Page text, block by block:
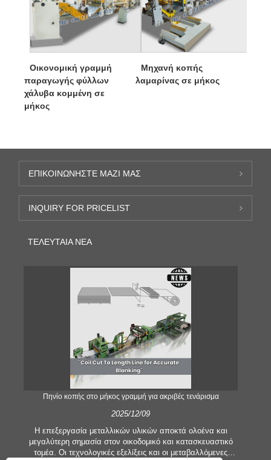
Οικονομική γραμμή
παραγωγής φύλλων
χάλυβα κομμένη σε
μήκος
Μηχανή κοπής
λαμαρίνας σε μήκος
ΕΠΙΚΟΙΝΩΝΉΣΤΕ ΜΑΖΊ ΜΑΣ
INQUIRY FOR PRICELIST
ΤΕΛΕΥΤΑΊΑ ΝΈΑ
Πηνίο κοπής στο μήκος γραμμή για ακριβές τενάρισμα
2025/12/09
Η επεξεργασία μεταλλικών υλικών αποκτά ολοένα και
μεγαλύτερη σημασία στον οικοδομικό και κατασκευαστικό
τομέα. Οι τεχνολογικές εξελίξεις και οι μεταβαλλόμενες